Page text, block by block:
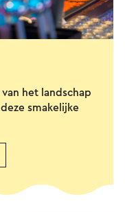
het landschap
smakelijke